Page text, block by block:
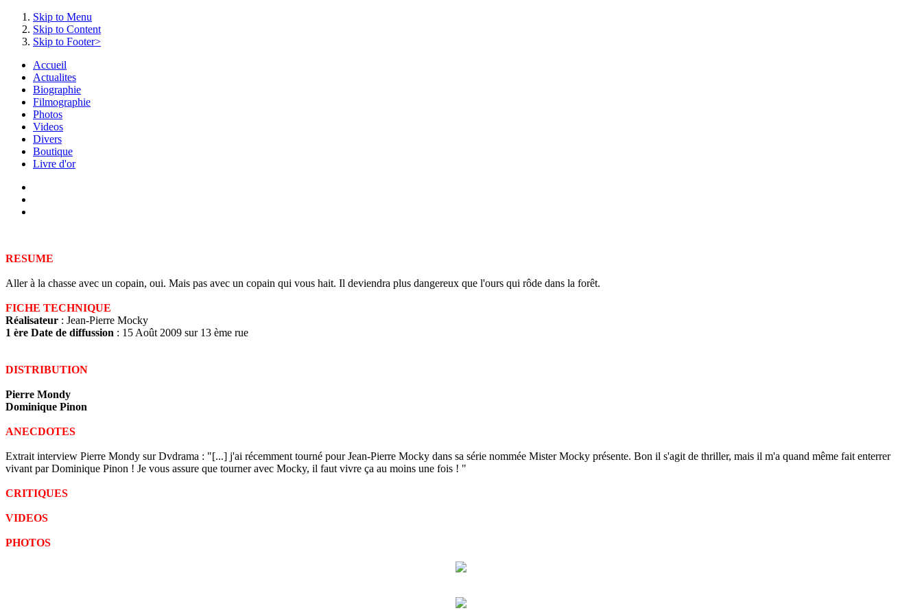
Skip to Menu
Skip to Content
Skip to Footer>
Accueil
Actualites
Biographie
Filmographie
Photos
Videos
Divers
Boutique
Livre d'or
RESUME
Aller à la chasse avec un copain, oui. Mais pas avec un copain qui vous hait. Il deviendra plus dangereux que l'ours qui rôde dans la forêt.
FICHE TECHNIQUE
Réalisateur : Jean-Pierre Mocky
1 ère Date de diffussion : 15 Août 2009 sur 13 ème rue
DISTRIBUTION
Pierre Mondy
Dominique Pinon
ANECDOTES
Extrait interview Pierre Mondy sur Dvdrama : "[...] j'ai récemment tourné pour Jean-Pierre Mocky dans sa série nommée Mister Mocky présente. Bon il s'agit de thriller, mais il m'a quand même fait enterrer
vivant par Dominique Pinon ! Je vous assure que tourner avec Mocky, il faut vivre ça au moins une fois ! "
CRITIQUES
VIDEOS
PHOTOS